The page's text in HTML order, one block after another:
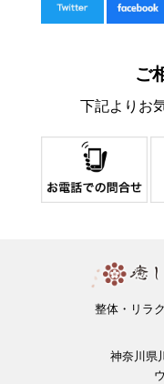
ご
下記よりお
整体・リラ
神奈川県